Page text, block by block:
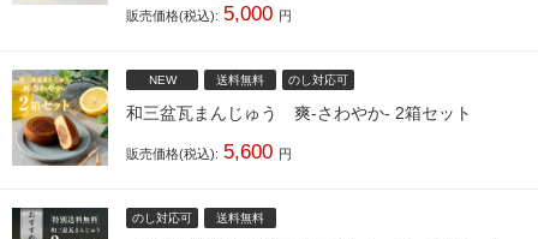
販売価格(税込): 5,000 円
NEW 送料無料 のし対応可
和三盆瓦まんじゅう 爽-さわやか- 2箱セット
販売価格(税込): 5,600 円
のし対応可 送料無料